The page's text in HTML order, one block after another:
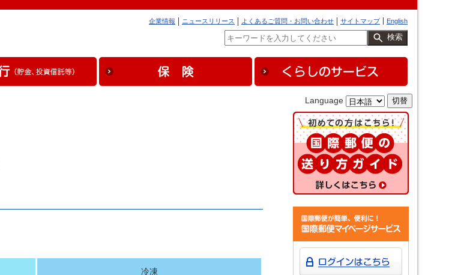
English
サイトマップ
よくあるご質問・お問い合わせ
ニュースリリース
企業情報
検索
Language
冷凍